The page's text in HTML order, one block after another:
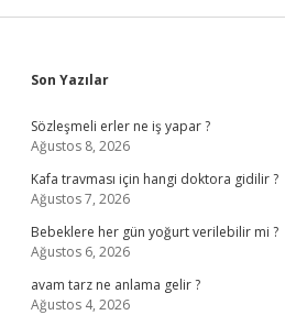
Sidebar
Son Yazılar
Sözleşmeli erler ne iş yapar ?
Ağustos 8, 2026
Kafa travması için hangi doktora gidilir ?
Ağustos 7, 2026
Bebeklere her gün yoğurt verilebilir mi ?
Ağustos 6, 2026
avam tarz ne anlama gelir ?
Ağustos 4, 2026